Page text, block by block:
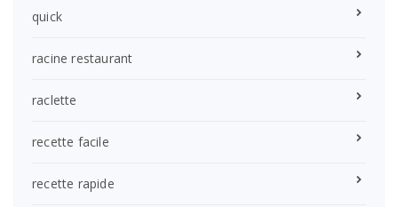
quick
racine restaurant
raclette
recette facile
recette rapide